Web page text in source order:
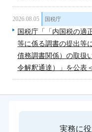
2026.08.05 国税庁
国税庁「「内国税の適
等に係る調書の提出等
債務調書関係）の取扱
令解釈通達）」を公表
実務に